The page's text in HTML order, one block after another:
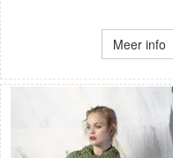
Meer info